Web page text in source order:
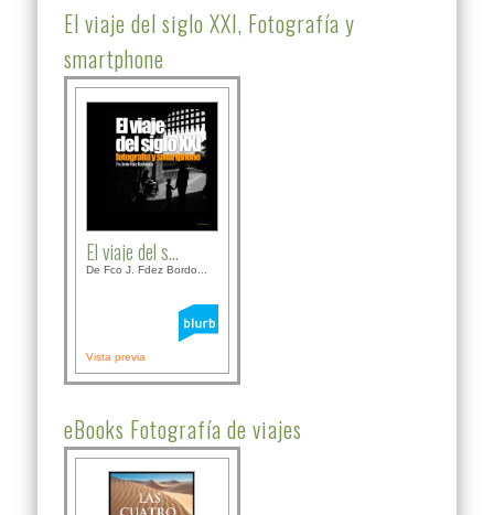
El viaje del siglo XXI, Fotografía y
smartphone
El viaje del s...
De Fco J. Fdez Bordo...
Vista previa
eBooks Fotografía de viajes